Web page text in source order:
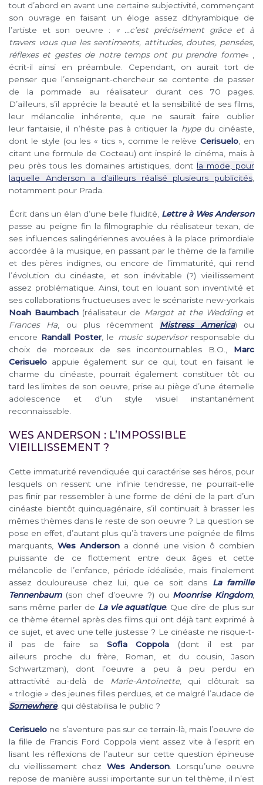
tout d’abord en avant une certaine subjectivité, commençant
son ouvrage en faisant un éloge assez dithyrambique de
l’artiste et son oeuvre : « …c’est précisément grâce et à
travers vous que les sentiments, attitudes, doutes, pensées,
réflexes et gestes de notre temps ont pu prendre forme« ,
écrit-il ainsi en préambule. Cependant, on aurait tort de
penser que l’enseignant-chercheur se contente de passer
de la pommade au réalisateur durant ces 70 pages.
D’ailleurs, s’il apprécie la beauté et la sensibilité de ses films,
leur mélancolie inhérente, que ne saurait faire oublier
leur fantaisie, il n’hésite pas à critiquer la hypedu cinéaste,
dont le style (ou les « tics », comme le relèveCerisuelo, en
citant une formule de Cocteau) ont inspiré le cinéma, mais à
peu près tous les domaines artistiques, dont la mode, pour
laquelle Anderson a d’ailleurs réalisé plusieurs publicités,
notamment pour Prada.
Écrit dans un élan d’une belle fluidité, Lettre à Wes Anderson
passe au peigne fin la filmographie du réalisateur texan, de
ses influences salingériennes avouées à la place primordiale
accordée à la musique, en passant par le thème de la famille
et des pères indignes, ou encore de l’immaturité, qui rend
l’évolution du cinéaste, et son inévitable (?) vieillissement
assez problématique. Ainsi, tout en louant son inventivité et
ses collaborations fructueuses avec le scénariste new-yorkais
Noah Baumbach (réalisateur de Margot at the Weddinget
Frances Ha, ou plus récemment Mistress America) ou
encore Randall Poster, le music supervisorresponsable du
choix de morceaux de ses incontournables B.O., Marc
Cerisuelo appuie également sur ce qui, tout en faisant le
charme du cinéaste, pourrait également constituer tôt ou
tard les limites de son oeuvre, prise au piège d’une éternelle
adolescence et d’un style visuel instantanément
reconnaissable.
WES ANDERSON : L’IMPOSSIBLE
VIEILLISSEMENT ?
Cette immaturité revendiquée qui caractérise ses héros, pour
lesquels on ressent une infinie tendresse, ne pourrait-elle
pas finir par ressembler à une forme de déni de la part d’un
cinéaste bientôt quinquagénaire, s’il continuait à brasser les
mêmes thèmes dans le reste de son oeuvre ? La question se
pose en effet, d’autant plus qu’à travers une poignée de films
marquants, Wes Anderson a donné une vision ô combien
puissante de ce flottement entre deux âges et cette
mélancolie de l’enfance, période idéalisée, mais finalement
assez douloureuse chez lui, que ce soit dans La famille
Tennenbaum(son chef d’oeuvre ?) ou Moonrise Kingdom,
sans même parler de La vie aquatique. Que dire de plus sur
ce thème éternel après des films qui ont déjà tant exprimé à
ce sujet, et avec une telle justesse ? Le cinéaste ne risque-t-
il pas de faire sa Sofia Coppola (dont il est par
ailleurs proche du frère, Roman, et du cousin, Jason
Schwartzman), dont l’oeuvre a peu à peu perdu en
attractivité au-delà de
Marie-Antoinette, qui clôturait sa
« trilogie » des jeunes filles perdues, et ce malgré l’audace de
Somewhere, qui déstabilisa le public ?
Cerisuelo ne s’aventure pas sur ce terrain-là, mais l’oeuvre de
la fille de Francis Ford Coppola vient assez vite à l’esprit en
lisant les réflexions de l’auteur sur cette question épineuse
du vieillissement chez Wes Anderson. Lorsqu’une oeuvre
repose de manière aussi importante sur un tel thème, il n’est